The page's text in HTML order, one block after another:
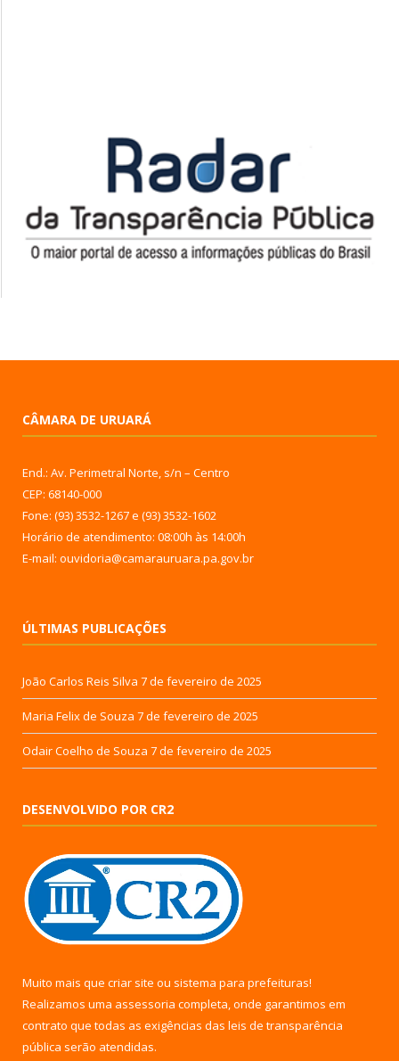
CÂMARA DE URUARÁ
End.: Av. Perimetral Norte, s/n – Centro
CEP: 68140-000
Fone: (93) 3532-1267 e (93) 3532-1602
Horário de atendimento: 08:00h às 14:00h
E-mail: ouvidoria@camarauruara.pa.gov.br
ÚLTIMAS PUBLICAÇÕES
João Carlos Reis Silva 7 de fevereiro de 2025
Maria Felix de Souza 7 de fevereiro de 2025
Odair Coelho de Souza 7 de fevereiro de 2025
DESENVOLVIDO POR CR2
Muito mais que criar site ou sistema para prefeituras!
Realizamos uma assessoria completa, onde garantimos em
contrato que todas as exigências das leis de transparência
pública serão atendidas.